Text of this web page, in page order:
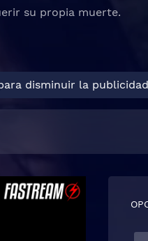
su propia muerte.
disminuir la publicidad